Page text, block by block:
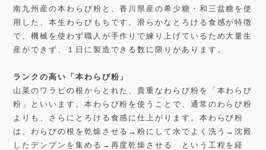
南九州産の本わらび粉と、香川県産の希少糖・和三盆糖を使
用した、本生わらびもちです。滑らかなとろける食感が特徴
で、機械を使わず職人が手作りで練り上げているため大量生
産ができず、１日に製造できる数に限りがあります。
ランクの高い「本わらび粉 」
山菜のワラビの根からとれた、貴重なわらび粉を「本わらび
粉」といいます。本わらび粉を使うことで、通常のわらび粉
よりも、さらにとろける食感に仕上がります。本わらび粉
は、わらびの根を乾燥させる→粉にして水でよく洗う→沈殿
したデンプンを集める→再度乾燥させる という工程を経